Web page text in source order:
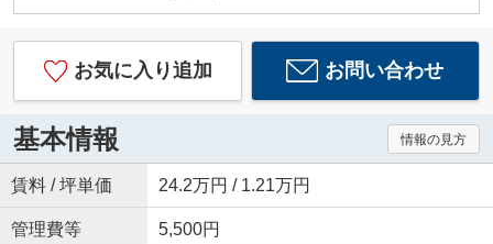
お気に入り追加 お問い合わせ
基本情報 情報の見方
賃料 / 坪単価 24.2万円 / 1.21万円
管理費等 5,500円